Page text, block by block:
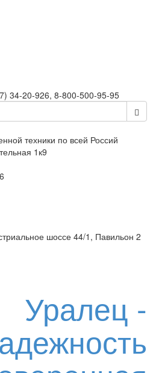
34-20-926, 8-800-500-95-95
техники по всей Россий
1к9
шоссе 44/1, Павильон 2
Уралец -